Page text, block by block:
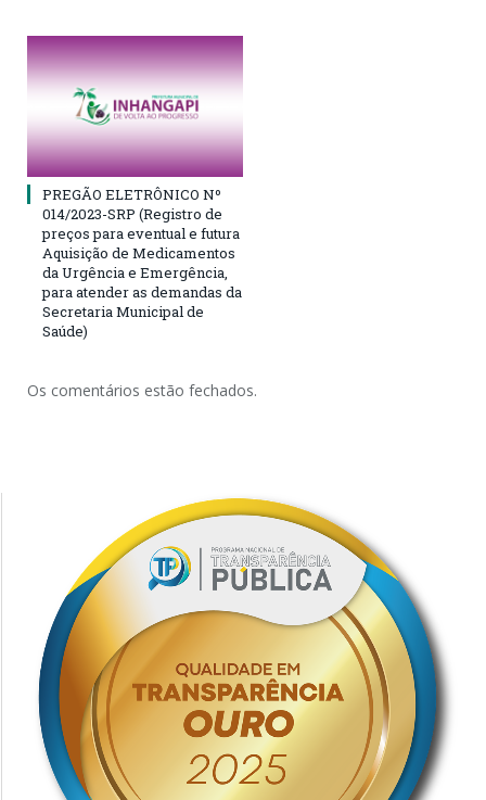
PREGÃO ELETRÔNICO Nº
014/2023-SRP (Registro de
preços para eventual e futura
Aquisição de Medicamentos
da Urgência e Emergência,
para atender as demandas da
Secretaria Municipal de
Saúde)
Os comentários estão fechados.